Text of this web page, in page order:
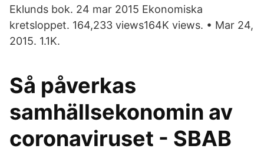
Eklunds bok. 24 mar 2015 Ekonomiska
kretsloppet. 164,233 views164K views. • Mar 24,
2015. 1.1K.
Så påverkas
samhällsekonomin av
coronaviruset - SBAB